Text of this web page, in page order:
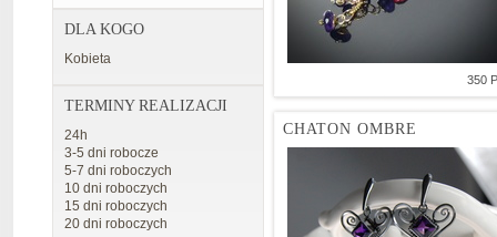
DLA KOGO
Kobieta
TERMINY REALIZACJI
24h
3-5 dni robocze
5-7 dni roboczych
10 dni roboczych
15 dni roboczych
20 dni roboczych
350
CHATON OMBRE